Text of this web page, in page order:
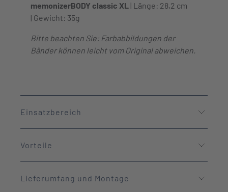
memonizerBODY classic XL | Länge: 28,2 cm
| Gewicht: 35g
Bitte beachten Sie: Farbabbildungen der
Bänder können leicht vom Original abweichen.
Einsatzbereich
Vorteile
Lieferumfang und Montage